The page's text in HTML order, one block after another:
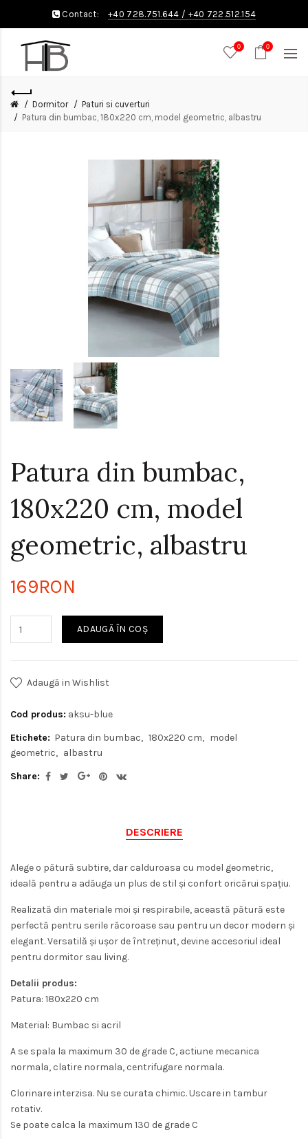
Contact: +40 728.751.644 / +40 722.512.154
0 0
Dormitor
Paturi si cuverturi
Patura din bumbac, 180x220 cm, model geometric, albastru
Patura din bumbac,
180x220 cm, model
geometric, albastru
169RON
ADAUGĂ ÎN COŞ
Adaugă in Wishlist
Cod produs: aksu-blue
Etichete: Patura din bumbac 180x220 cm
model
geometric
albastru
Share:
DESCRIERE
Alege o pătură subtire, dar calduroasa cu model geometric,
ideală pentru a adăuga un plus de stil și confort oricărui spațiu.
Realizată din materiale moi și respirabile, această pătură este
perfectă pentru serile răcoroase sau pentru un decor modern și
elegant. Versatilă și ușor de întreținut, devine accesoriul ideal
pentru dormitor sau living.
Detalii produs:
Patura: 180x220 cm
Material: Bumbac si acril
A se spala la maximum 30 de grade C, actiune mecanica
normala, clatire normala, centrifugare normala.
Clorinare interzisa. Nu se curata chimic. Uscare in tambur
rotativ.
Se poate calca la maximum 130 de grade C